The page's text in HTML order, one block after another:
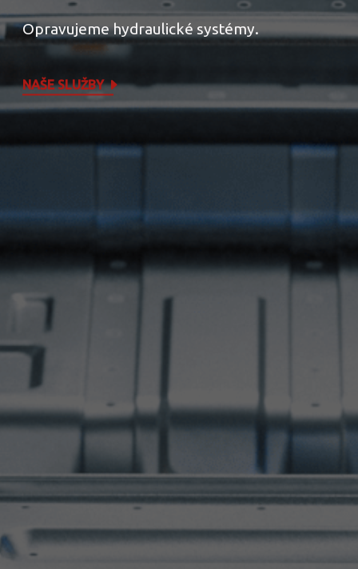
Opravujeme hydraulické systémy.
NAŠE SLUŽBY